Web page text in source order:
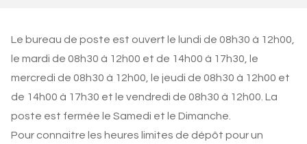
Le bureau de poste est ouvert le lundi de 08h30 à 12h00,
le mardi de 08h30 à 12h00 et de 14h00 à 17h30, le
mercredi de 08h30 à 12h00, le jeudi de 08h30 à 12h00 et
de 14h00 à 17h30 et le vendredi de 08h30 à 12h00. La
poste est fermée le Samedi et le Dimanche.
Pour connaitre les heures limites de dépôt pour un